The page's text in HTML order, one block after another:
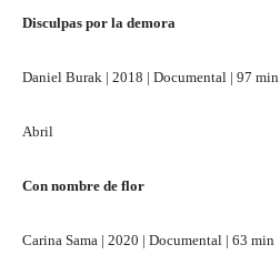
Disculpas por la demora
Daniel Burak | 2018 | Documental | 97 min
Abril
Con nombre de flor
Carina Sama | 2020 | Documental | 63 min